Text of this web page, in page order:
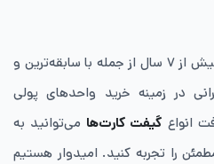
با داشتن بیش از ۷ سال از جمله با سابقه‌ترین و
در زمینه خرید واحدهای پولی
انواع گیفت کارت‌ها می‌توانید به
را تجربه کنید. امیدوار هستیم